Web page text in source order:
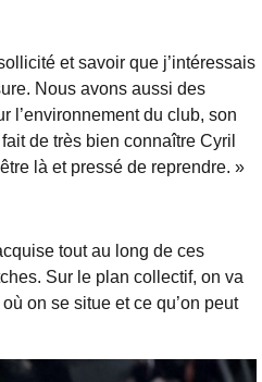
et savoir que j’intéressais
Nous avons aussi des
l’environnement du club, son
de très bien connaître Cyril
là et pressé de reprendre. »
tout au long de ces
Sur le plan collectif, on va
on se situe et ce qu’on peut